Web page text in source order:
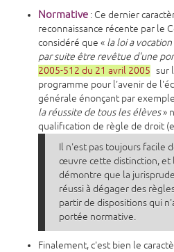
Normative : Ce dernier
reconnaissance récente par le
considéré que « la loi a
par suite être revêtue d'une
2005-512 du 21 avril 2005 sur
programme pour l'avenir de
générale énonçant par
la réussite de tous les élèves»
qualification de règle de droit
Il n'est pas toujours facile
œuvre cette distinction, et
démontre que la
réussi à dégager des
partir de dispositions qui
portée normative.
Finalement, c'est bien le